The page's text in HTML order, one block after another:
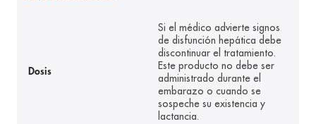
Dosis
Si el médico advierte signos
de disfunción hepática debe
discontinuar el tratamiento.
Este producto no debe ser
administrado durante el
embarazo o cuando se
sospeche su existencia y
lactancia.